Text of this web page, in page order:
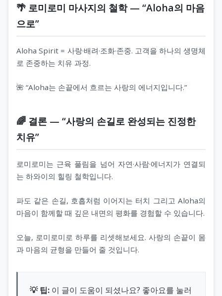
🌴 로미로미 마사지의 철학 — “Aloha의 마음
으로”
Aloha Spirit = 사랑·배려·조화·존중. 고객을 하나의 생명체
로 존중하는 치유 과정.
🌺 “Aloha는 손끝에서 흐르는 사랑의 에너지입니다.”
🌈 결론 — “사랑의 손길로 완성되는 진정한
치유”
로미로미는 근육 풀림을 넘어 자연·사람·에너지가 연결되
는 하와이의 힐링 철학입니다.
파도 같은 손길, 호흡처럼 이어지는 터치 그리고 Aloha의
마음이 함께할 때 깊은 내면의 평화를 경험할 수 있습니다.
오늘, 로미로미로 하루를 리셋해보세요. 사랑의 손끝이 몸
과 마음의 균형을 만들어 줄 것입니다.
💡 팁: 이 글이 도움이 되셨나요? 좋아요를 눌러